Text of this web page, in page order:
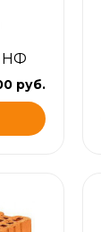
НФ
руб.